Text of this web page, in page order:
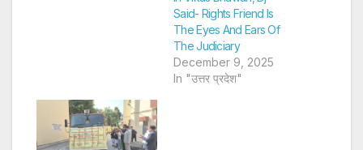
Said- Rights Friend Is
The Eyes And Ears Of
The Judiciary
December 9, 2025
In "उत्तर प्रदेश"